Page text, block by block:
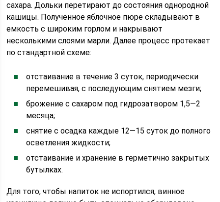
сахара. Дольки перетирают до состояния однородной
кашицы. Полученное яблочное пюре складывают в
емкость с широким горлом и накрывают
несколькими слоями марли. Далее процесс протекает
по стандартной схеме:
отстаивание в течение 3 суток, периодически
перемешивая, с последующим снятием мезги;
брожение с сахаром под гидрозатвором 1,5—2
месяца;
снятие с осадка каждые 12—15 суток до полного
осветления жидкости;
отстаивание и хранение в герметично закрытых
бутылках.
Для того, чтобы напиток не испортился, винное